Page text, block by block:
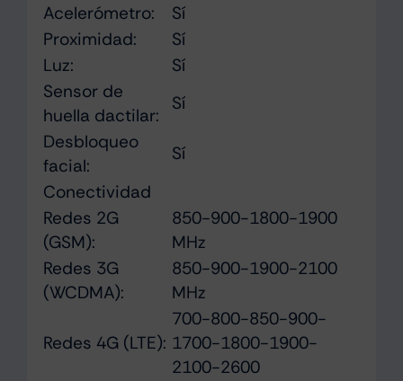
Acelerómetro:
Sí
Proximidad:
Sí
Luz:
Sí
Sensor de
huella dactilar:
Sí
Desbloqueo
facial:
Sí
Conectividad
Redes 2G
(GSM):
850-900-1800-1900
MHz
Redes 3G
(WCDMA):
850-900-1900-2100
MHz
Redes 4G (LTE):
700-800-850-900-
1700-1800-1900-
2100-2600